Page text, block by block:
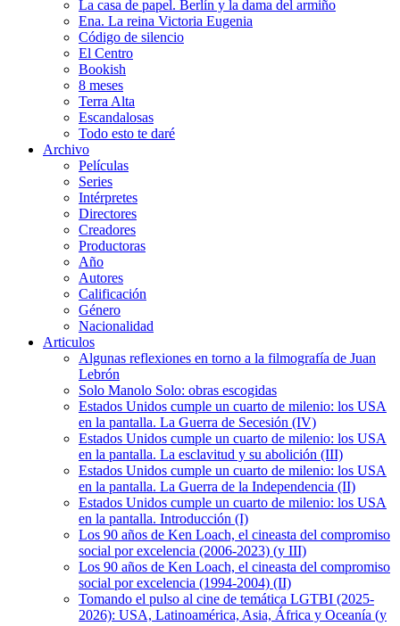
La casa de papel. Berlín y la dama del armiño
Ena. La reina Victoria Eugenia
Código de silencio
El Centro
Bookish
8 meses
Terra Alta
Escandalosas
Todo esto te daré
Archivo
Películas
Series
Intérpretes
Directores
Creadores
Productoras
Año
Autores
Calificación
Género
Nacionalidad
Articulos
Algunas reflexiones en torno a la filmografía de Juan
Lebrón
Solo Manolo Solo: obras escogidas
Estados Unidos cumple un cuarto de milenio: los USA
en la pantalla. La Guerra de Secesión (IV)
Estados Unidos cumple un cuarto de milenio: los USA
en la pantalla. La esclavitud y su abolición (III)
Estados Unidos cumple un cuarto de milenio: los USA
en la pantalla. La Guerra de la Independencia (II)
Estados Unidos cumple un cuarto de milenio: los USA
en la pantalla. Introducción (I)
Los 90 años de Ken Loach, el cineasta del compromiso
social por excelencia (2006-2023) (y III)
Los 90 años de Ken Loach, el cineasta del compromiso
social por excelencia (1994-2004) (II)
Tomando el pulso al cine de temática LGTBI (2025-
2026): USA, Latinoamérica, Asia, África y Oceanía (y